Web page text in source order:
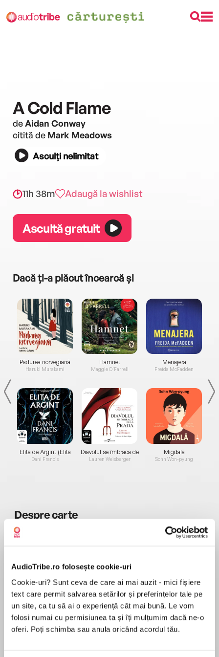
AudioTribe.ro folosește cookie-uri
Cookie-uri? Sunt ceva de care ai mai auzit - mici fișiere
text care permit salvarea setărilor și preferințelor tale pe
un site, ca tu să ai o experiență cât mai bună. Le vom
folosi numai cu permisiunea ta și îți mulțumim dacă ne-o
oferi. Poți schimba sau anula oricând acordul tău.
A Cold Flame
deAidan Conway
citită de Mark Meadows
Asculți nelimitat
11h 38m Adaugă la wishlist
Ascultă gratuit
Dacă ți-a plăcut încearcă și
Pădurea norvegiană
Haruki Murakami
Elita de Argint (Elita
de...
Dani Francis
Hamnet
Maggie O'Farrell
Diavolul se îmbracă de
la...
Lauren Weisberger
Menajera
Freida McFadden
Migdală
Sohn Won-pyung
Desprecarte
‘Aidan Conway is a writer to watch’ Declan
Play with fire and you get burned…
MAI MULT
În acest moment nu există recenzii
pentru această carte